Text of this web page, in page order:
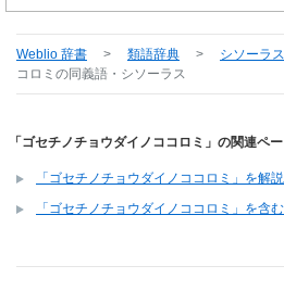
Weblio 辞書 > 類語辞典 > シソーラス
コロミ の同義語・シソーラス
「ゴセチノチョウダイノココロミ」の関連ペ
「ゴセチノチョウダイノココロミ」を解
「ゴセチノチョウダイノココロミ」を含む